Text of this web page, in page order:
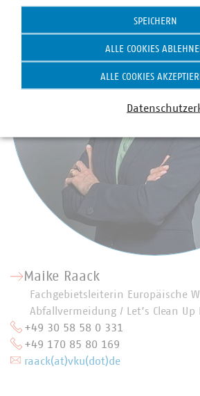
Maike Raack
Fachgebietsleiterin Europäische
Abfallvermeidung / Let’s Clean Up
+49 30 58 58 0 331
+49 170 85 80 169
raack(at)vku(dot)de
SPEICHERN
ALLE COOKIES
ALLE COOKIES